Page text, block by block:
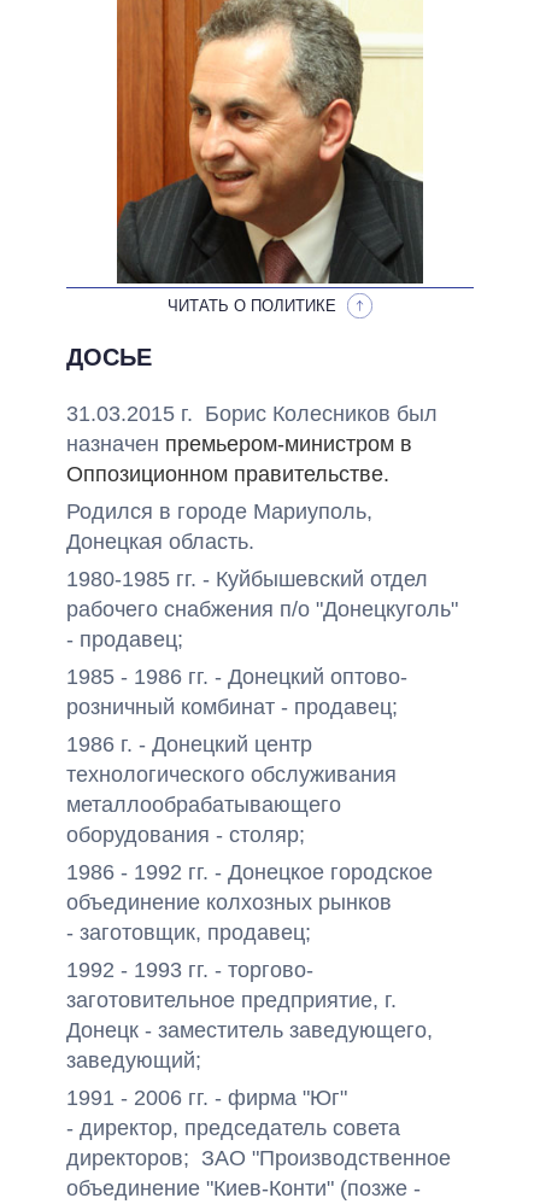
НЕВЫПОЛНЕННЫЕ ОБЕЩАНИЯ
ОБЕЩАНИЯ В ПРОЦЕССЕ
ВСЕ ОБЕЩАНИЯ
АРХИВНЫЕ ОБЕЩАНИЯ
ЧИТАТЬ О ПОЛИТИКЕ
ДОСЬЕ
31.03.2015 г. Борис Колесников был
назначен премьером-министром в
Оппозиционном правительстве.
Родился в городе Мариуполь,
Донецкая область.
1980-1985 гг. - Куйбышевский отдел
рабочего снабжения п/о "Донецкуголь"
- продавец;
1985 - 1986 гг. - Донецкий оптово-
розничный комбинат - продавец;
1986 г. - Донецкий центр
технологического обслуживания
металлообрабатывающего
оборудования - столяр;
1986 - 1992 гг. - Донецкое городское
объединение колхозных рынков
- заготовщик, продавец;
1992 - 1993 гг. - торгово-
заготовительное предприятие, г.
Донецк - заместитель заведующего,
заведующий;
1991 - 2006 гг. - фирма "Юг"
- директор, председатель совета
директоров; ЗАО "Производственное
объединение "Киев-Конти" (позже -